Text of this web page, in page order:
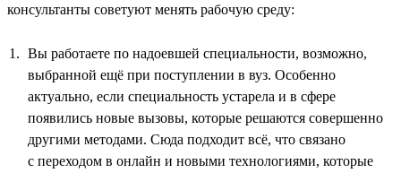
консультанты советуют менять рабочую среду:
Вы работаете по надоевшей специальности, возможно,
выбранной ещё при поступлении в вуз. Особенно
актуально, если специальность устарела и в сфере
появились новые вызовы, которые решаются совершенно
другими методами. Сюда подходит всё, что связано
с переходом в онлайн и новыми технологиями, которые